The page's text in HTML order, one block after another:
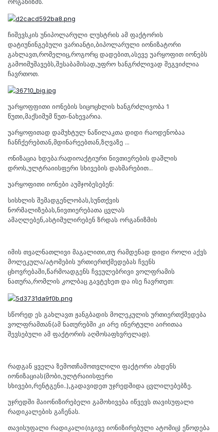
ორგანიზმს.
ჩიშევსკის უნიპოლარული ლუსტრის ამ ფაქტორის
დატიუნინგებული ვარიანტი,ბიპოლარული იონიზატორი
გახლავთ,რომელიც,როგორც დადებით,ასევე უარყოფით იონებს
გამოიმუშავებს,შესაბამისად,უფრო ხანგრძლივად შეგვიძლია
ჩავრთოთ.
უარყოფფითი იონების სიცოცხლის ხანგრძლივობა 1
წუთი,მაქსიმუმ წუთ-ნახევარია.
უარყოფითად დამუხტულ ნაწილაკთა დიდი რაოდენობაა
ჩანჩქერებთან,მდინარეებთან,ზღვაზე ...
ონიზაცია ხდება:რადიოაქტიური ნივთიერების დაშლის
დროს,ულტრაიისფერი სხივების დახმარებით...
უარყოფითი იონები აუმჯობესებენ:
სისხლის შემადგენლობას,სუნთქვის
ნორმალიზებას,ნივთიერებათა ცვლას
ამაღლებენ,ასტიმულირებენ ზრდას ორგანიზმის
იმის თვალნათლივი მაგალითი,თუ რამდენად დიდი როლი აქვს
მოლეკულა/ატომების ურთიერთქმედებას ჩვენს
ცხოვრებაში,წარმოადგენს ჩვეულებრივი ვოლფრამის
ნათურა,რომლის კოლბაც გავტეხეთ და ისე ჩავრთეთ:
სწორედ ეს გახლავთ ჟანგბადის მოლეკულის ურთიერთქმედება
ვოლფრამთან(ამ ნათურებში კი არე ინერტული აირითაა
შევსებული ამ ფაქტორის აღმოსაფხვრელად).
რადგან ყველა ზემოთჩამოთვლილი ფაქტორი ახდენს
იონიზაციას(მობი,ულტრაიისფერი
სხივები,რენტგენი..),გადავიდეთ უჯრედშიდა ცვლილებებზე.
უჯრედში მაიონიზირებელი გამოხივება იწვევს თავისუფალი
რადიკალების გაჩენას.
თავისუფალი რადიკალი(იგივე იონიზირებული ატომიც) ეწოდება